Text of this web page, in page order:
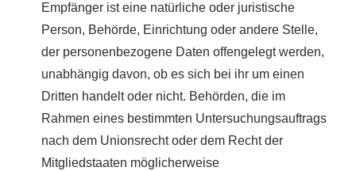
Empfänger ist eine natürliche oder juristische
Person, Behörde, Einrichtung oder andere Stelle,
der personenbezogene Daten offengelegt werden,
unabhängig davon, ob es sich bei ihr um einen
Dritten handelt oder nicht. Behörden, die im
Rahmen eines bestimmten Untersuchungsauftrags
nach dem Unionsrecht oder dem Recht der
Mitgliedstaaten möglicherweise